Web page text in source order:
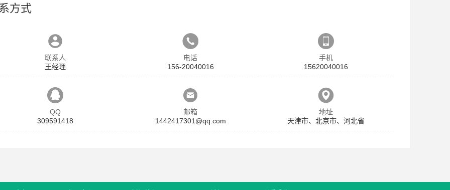
方式
联系人
王经理
电话
156-20040016
手机
15620040016
QQ
309591418
邮箱
1442417301@qq.com
地址
天津市、北京市、河北省